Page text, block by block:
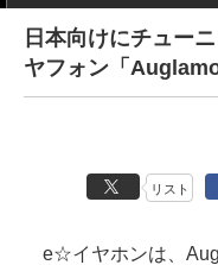
日本向けにチュー
ヤフォン「
リスト
e☆イヤホンは、